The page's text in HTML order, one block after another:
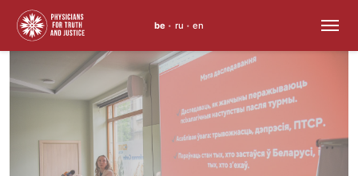
да
змесціва
be • ru • en